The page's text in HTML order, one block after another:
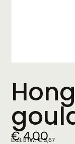
€4,00
Excl. BTW:€3,67